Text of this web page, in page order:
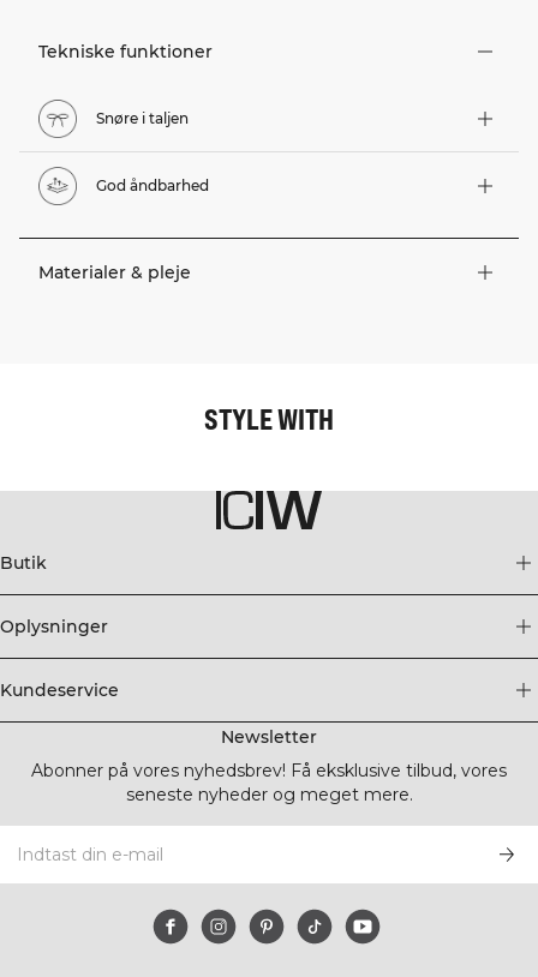
Tekniske funktioner
Snøre i taljen
God åndbarhed
Materialer & pleje
STYLE WITH
Butik
Oplysninger
Kundeservice
Newsletter
Abonner på vores nyhedsbrev! Få eksklusive tilbud, vores
seneste nyheder og meget mere.